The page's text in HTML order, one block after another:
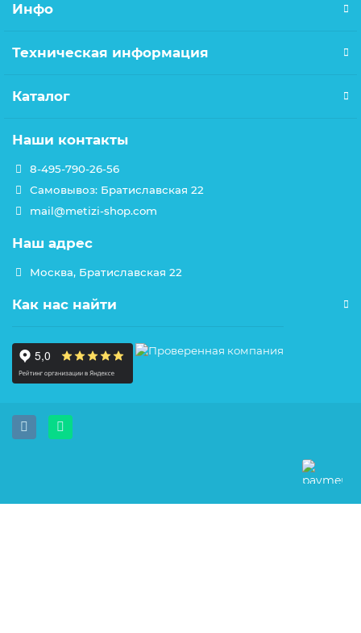
Инфо
Техническая информация
Каталог
Наши контакты
8-495-790-26-56
Самовывоз: Братиславская 22
mail@metizi-shop.com
Наш адрес
Москва, Братиславская 22
Как нас найти